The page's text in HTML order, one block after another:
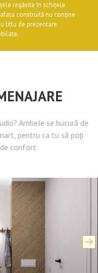
regăsite în schițele
construită nu conține
titlu de prezentare.
Ambele se bucură de
pentru ca tu să poți
confort.